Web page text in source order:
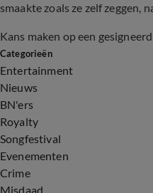
smaakte zoals ze zelf zeggen,
Kans maken op een
Categorieën
Entertainment
Nieuws
BN'ers
Royalty
Songfestival
Evenementen
Crime
Misdaad